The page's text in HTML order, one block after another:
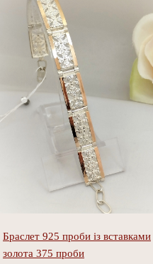
Браслет 925 проби із вставками
золота 375 проби